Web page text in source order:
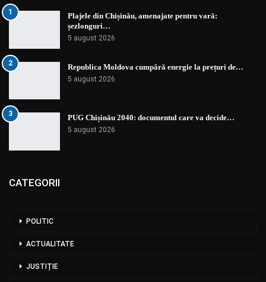
1
Plajele din Chișinău, amenajate pentru vară:
șezlonguri…
5 august 2026
2 Republica Moldova cumpără energie la prețuri de…
5 august 2026
3 PUG Chișinău 2040: documentul care va decide…
5 august 2026
CATEGORII
POLITIC
ACTUALITATE
JUSTIȚIE